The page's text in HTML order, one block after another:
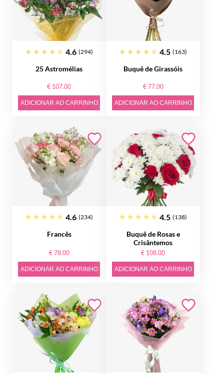
4.6 (294)
25 Astromélias
€ 107.00
ADICIONAR AO CARRINHO
4.5 (163)
Buquê de Girassóis
€ 77.00
ADICIONAR AO CARRINHO
4.6 (234)
Francês
€ 78.00
ADICIONAR AO CARRINHO
4.5 (138)
Buquê de Rosas e
Crisântemos
€ 108.00
ADICIONAR AO CARRINHO